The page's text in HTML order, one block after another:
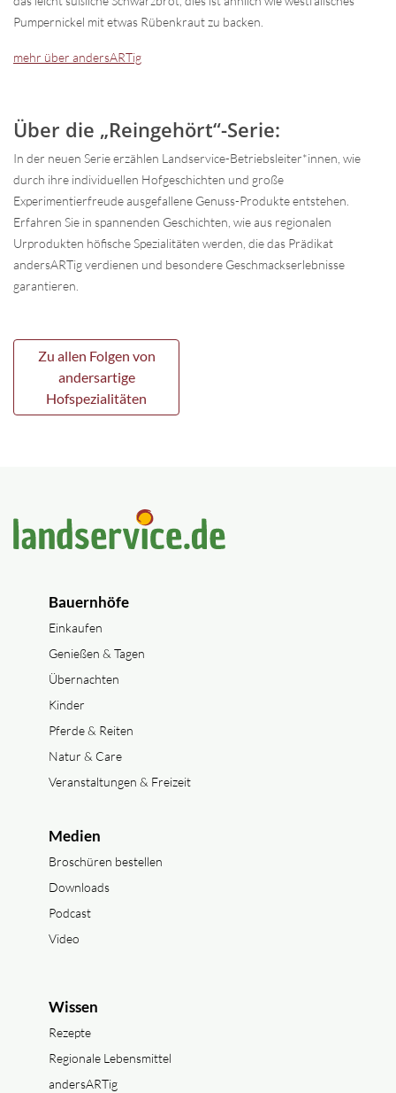
Pumpernickel mit etwas Rübenkraut zu backen.
mehr über andersARTig
Über die „Reingehört“-Serie:
In der neuen Serie erzählen Landservice-Betriebsleiter*innen, wie
durch ihre individuellen Hofgeschichten und große
Experimentierfreude ausgefallene Genuss-Produkte entstehen.
Erfahren Sie in spannenden Geschichten, wie aus regionalen
Urprodukten höfische Spezialitäten werden, die das Prädikat
andersARTig verdienen und besondere Geschmackserlebnisse
garantieren.
Zu allen Folgen von
andersartige
Hofspezialitäten
Bauernhöfe
Einkaufen
Genießen & Tagen
Übernachten
Kinder
Pferde & Reiten
Natur & Care
Veranstaltungen & Freizeit
Medien
Broschüren bestellen
Downloads
Podcast
Video
Wissen
Rezepte
Regionale Lebensmittel
andersARTig